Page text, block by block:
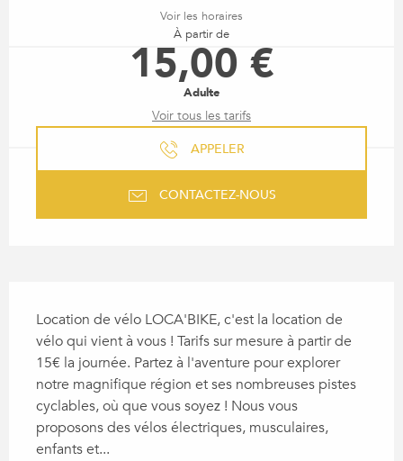
Voir les horaires
À partir de
15,00 €
Adulte
Voir tous les tarifs
APPELER
CONTACTEZ-NOUS
Location de vélo LOCA'BIKE, c'est la location de
vélo qui vient à vous ! Tarifs sur mesure à partir de
15€ la journée. Partez à l'aventure pour explorer
notre magnifique région et ses nombreuses pistes
cyclables, où que vous soyez ! Nous vous
proposons des vélos électriques, musculaires,
enfants et...